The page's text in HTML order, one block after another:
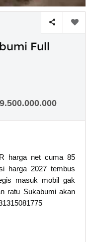
Full
harga net cuma 85
harga 2027 tembus
masuk mobil gak
ratu Sukabumi akan